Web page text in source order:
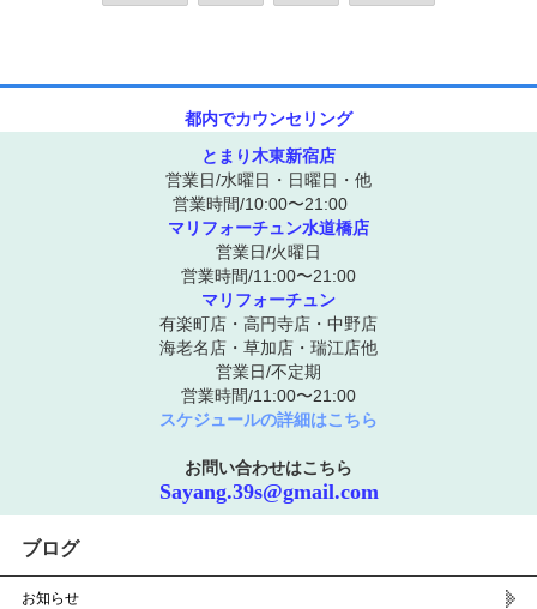
都内でカウンセリング
とまり木東新宿店
営業日/水曜日・日曜日・他
営業時間/10:00〜21:00
マリフォーチュン水道橋店
営業日/火曜日
営業時間/11:00〜21:00
マリフォーチュン
有楽町店・高円寺店・中野店
海老名店・草加店・瑞江店他
営業日/不定期
営業時間/11:00〜21:00
スケジュールの詳細はこちら
お問い合わせはこちら
Sayang.39s@gmail.com
ブログ
お知らせ